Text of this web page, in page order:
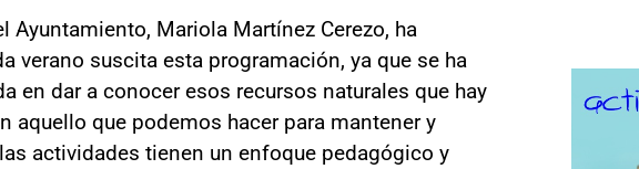
Mariola Martínez Cerezo, ha
verano suscita esta programación, ya que se ha
en dar a conocer esos recursos naturales que hay
aquello que podemos hacer para mantener y
actividades tienen un enfoque pedagógico y